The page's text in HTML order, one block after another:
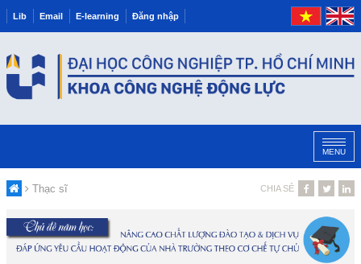
Lib Email E-learning Đăng nhập
MENU
Thạc sĩ CHIA SẺ